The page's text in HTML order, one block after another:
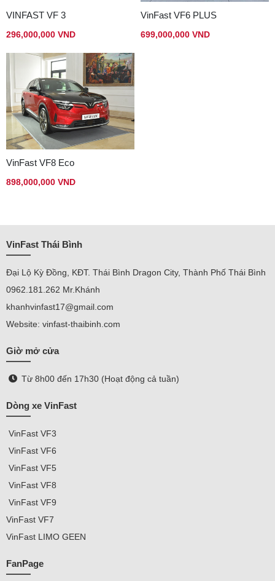
VINFAST VF 3
296,000,000 VND
VinFast VF6 PLUS
699,000,000 VND
VinFast VF8 Eco
898,000,000 VND
VinFast Thái Bình
Đại Lộ Kỳ Đồng, KĐT. Thái Bình Dragon City, Thành Phố Thái Bình
0962.181.262 Mr.Khánh
khanhvinfast17@gmail.com
Website: vinfast-thaibinh.com
Giờ mở cửa
Từ 8h00 đến 17h30 (Hoạt động cả tuần)
Dòng xe VinFast
VinFast VF3
VinFast VF6
VinFast VF5
VinFast VF8
VinFast VF9
VinFast VF7
VinFast LIMO GEEN
FanPage